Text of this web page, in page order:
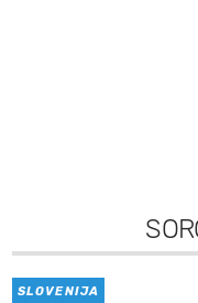
SLOVENIJA